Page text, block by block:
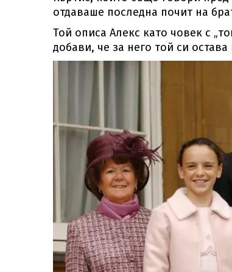
отдаваше последна почит на
Той описа Алекс като човек с
добави, че за него той си